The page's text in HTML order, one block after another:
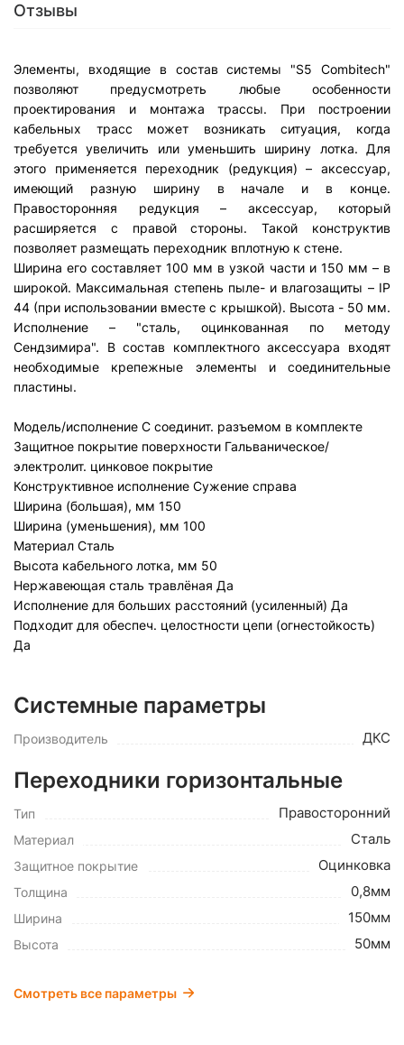
Отзывы
Элементы, входящие в состав системы "S5 Combitech"
позволяют предусмотреть любые особенности
проектирования и монтажа трассы. При построении
кабельных трасс может возникать ситуация, когда
требуется увеличить или уменьшить ширину лотка. Для
этого применяется переходник (редукция) – аксессуар,
имеющий разную ширину в начале и в конце.
Правосторонняя редукция – аксессуар, который
расширяется с правой стороны. Такой конструктив
позволяет размещать переходник вплотную к стене.
Ширина его составляет 100 мм в узкой части и 150 мм – в
широкой. Максимальная степень пыле- и влагозащиты – IP
44 (при использовании вместе с крышкой). Высота - 50 мм.
Исполнение – "сталь, оцинкованная по методу
Сендзимира". В состав комплектного аксессуара входят
необходимые крепежные элементы и соединительные
пластины.
Модель/исполнение С соединит. разъемом в комплекте
Защитное покрытие поверхности Гальваническое/
электролит. цинковое покрытие
Конструктивное исполнение Сужение справа
Ширина (большая), мм 150
Ширина (уменьшения), мм 100
Материал Сталь
Высота кабельного лотка, мм 50
Нержавеющая сталь травлёная Да
Исполнение для больших расстояний (усиленный) Да
Подходит для обеспеч. целостности цепи (огнестойкость)
Да
Системные параметры
Производитель ДКС
Переходники горизонтальные
Тип Правосторонний
Материал Сталь
Защитное покрытие Оцинковка
Толщина 0,8мм
Ширина 150мм
Высота 50мм
Смотреть все параметры